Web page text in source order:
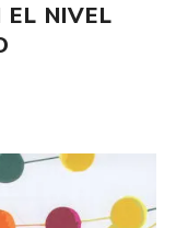
EL NIVEL